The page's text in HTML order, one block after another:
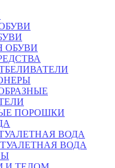
ОБУВИ
ПОРОШКИ
ВОДА
ВОДА